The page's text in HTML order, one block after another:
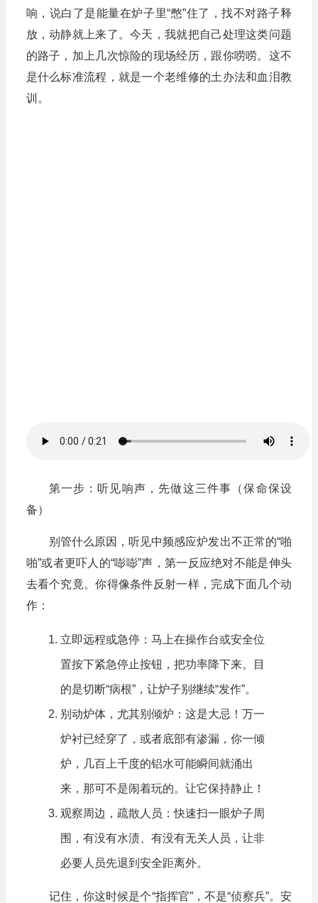
响，说白了是能量在炉子里“憋”住了，找不对路子释
放，动静就上来了。今天，我就把自己处理这类问题
的路子，加上几次惊险的现场经历，跟你唠唠。这不
是什么标准流程，就是一个老维修的土办法和血泪教
训。
第一步：听见响声，先做这三件事（保命保设
备）
别管什么原因，听见中频感应炉发出不正常的“啪
啪”或者更吓人的“嘭嘭”声，第一反应绝对不能是伸头
去看个究竟。你得像条件反射一样，完成下面几个动
作：
立即远程或急停：马上在操作台或安全位
置按下紧急停止按钮，把功率降下来。目
的是切断“病根”，让炉子别继续“发作”。
别动炉体，尤其别倾炉：这是大忌！万一
炉衬已经穿了，或者底部有渗漏，你一倾
炉，几百上千度的铝水可能瞬间就涌出
来，那可不是闹着玩的。让它保持静止！
观察周边，疏散人员：快速扫一眼炉子周
围，有没有水渍、有没有无关人员，让非
必要人员先退到安全距离外。
记住，你这时候是个“指挥官”，不是“侦察兵”。安